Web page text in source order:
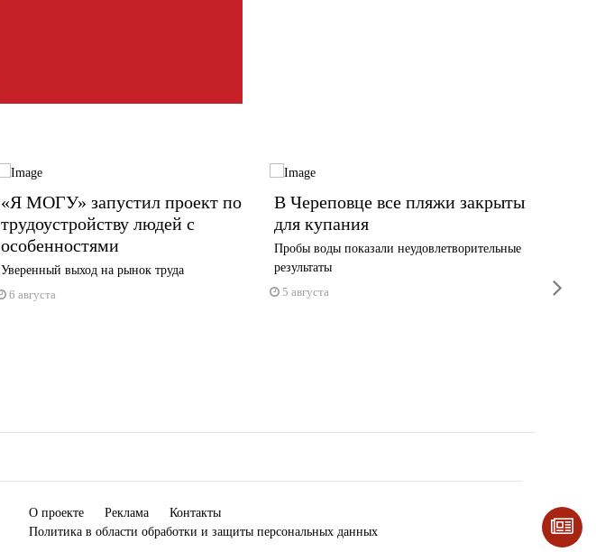
«Я МОГУ» запустил проект по
трудоустройству людей с
особенностями
Уверенный выход на рынок труда
6 августа
В Череповце все пляжи закрыты
для купания
Пробы воды показали неудовлетворительные
результаты
5 августа
1 июня
О проекте Реклама
Контакты
Политика в области обработки и защиты персональных данных